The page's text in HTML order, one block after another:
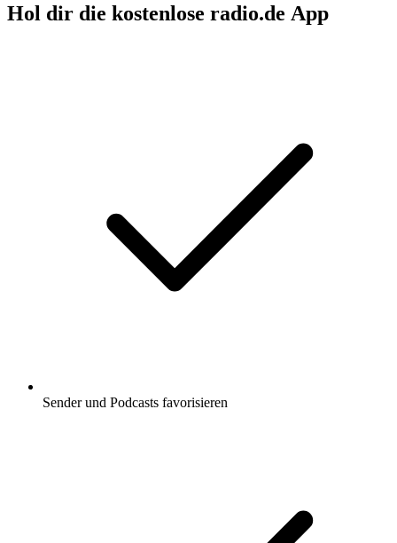
Hol dir die kostenlose radio.de App
Sender und Podcasts favorisieren